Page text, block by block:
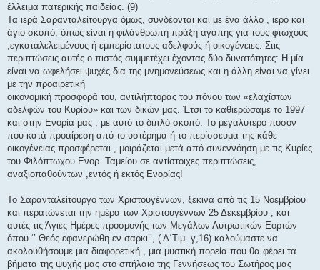
έλλειμα πατερικής παιδείας. (9)
Τα ιερά Σαρανταλείτουργα όμως, συνδέονται και με ένα άλλο , ιερό και
άγιο σκοπό, όπως είναι η φιλάνθρωπη πράξη αγάπης για τους φτωχούς
,εγκαταλελειμένους ή εμπερίστατους αδελφούς ή οικογένειες: Στις
περιπτώσεις αυτές ο πιστός συμμετέχει έχοντας δύο δυνατότητες: Η μία
είναι να ωφελήσει ψυχές δια της μνημονεύσεως και η άλλη είναι να γίνει
με την προαιρετική
οικονομική προσφορά του, αντιλήπτορας του πόνου των «ελαχίστων
αδελφών του Κυρίου» και των δικών μας. Έτσι το καθιερώσαμε το 1997
και στην Ενορία μας , με αυτό το διπλό σκοπό. Το μεγαλύτερο ποσόν
που κατά προαίρεση από το υστέρημα ή το περίσσευμα της κάθε
οικογένειας προσφέρεται , μοιράζεται μετά από συνεννόηση με τις Κυρίες
του Φιλόπτωχου Ενορ. Ταμείου σε αντίστοιχες περιπτώσεις,
αναξιοπαθούντων ,εντός ή εκτός Ενορίας!
Το Σαρανταλείτουργο των Χριστουγέννων, ξεκινά από τις 15 Νοεμβρίου
και περατώνεται την ημέρα των Χριστουγέννων 25 Δεκεμβρίου , και
αυτές τις Άγιες Ημέρες προσμονής των Μεγάλων Λυτρωτικών Εορτών
όπου ‘’ Θεός εφανερώθη εν σαρκι’’, ( Α΄Τιμ. γ,16) καλούμαστε να
ακολουθήσουμε μια διαφορετική , μια μυστική πορεία που θα φέρει τα
βήματα της ψυχής μας στο σπήλαιο της Γεννήσεως του Σωτήρος μας